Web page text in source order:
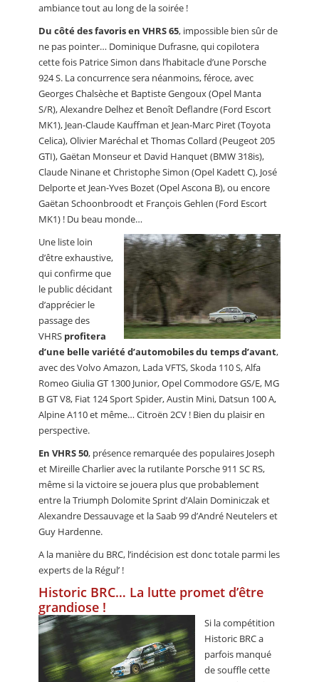
ambiance tout au long de la soirée !
Du côté des favoris en VHRS 65, impossible bien sûr de
ne pas pointer… Dominique Dufrasne, qui copilotera
cette fois Patrice Simon dans l’habitacle d’une Porsche
924 S. La concurrence sera néanmoins, féroce, avec
Georges Chalsèche et Baptiste Gengoux (Opel Manta
S/R), Alexandre Delhez et Benoît Deflandre (Ford Escort
MK1), Jean-Claude Kauffman et Jean-Marc Piret (Toyota
Celica), Olivier Maréchal et Thomas Collard (Peugeot 205
GTI), Gaëtan Monseur et David Hanquet (BMW 318is),
Claude Ninane et Christophe Simon (Opel Kadett C), José
Delporte et Jean-Yves Bozet (Opel Ascona B), ou encore
Gaëtan Schoonbroodt et François Gehlen (Ford Escort
MK1) ! Du beau monde…
Une liste loin
d’être exhaustive,
qui confirme que
le public décidant
d’apprécier le
passage des
VHRS profitera
d’une belle variété d’automobiles du temps d’avant,
avec des Volvo Amazon, Lada VFTS, Skoda 110 S, Alfa
Romeo Giulia GT 1300 Junior, Opel Commodore GS/E, MG
B GT V8, Fiat 124 Sport Spider, Austin Mini, Datsun 100 A,
Alpine A110 et même… Citroën 2CV ! Bien du plaisir en
perspective.
En VHRS 50, présence remarquée des populaires Joseph
et Mireille Charlier avec la rutilante Porsche 911 SC RS,
même si la victoire se jouera plus que probablement
entre la Triumph Dolomite Sprint d’Alain Dominiczak et
Alexandre Dessauvage et la Saab 99 d’André Neutelers et
Guy Hardenne.
A la manière du BRC, l’indécision est donc totale parmi les
experts de la Régul’ !
Historic BRC… La lutte promet d’être
grandiose !
Si la compétition
Historic BRC a
parfois manqué
de souffle cette